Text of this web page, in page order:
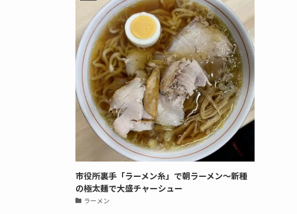
市役所裏手「ラーメン糸」で朝ラーメン〜新種
の極太麺で大盛チャーシュー
ラーメン